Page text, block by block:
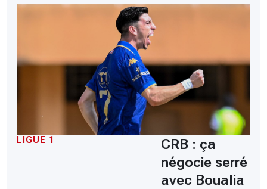
LIGUE 1
CRB : ça
négocie serré
avec Boualia